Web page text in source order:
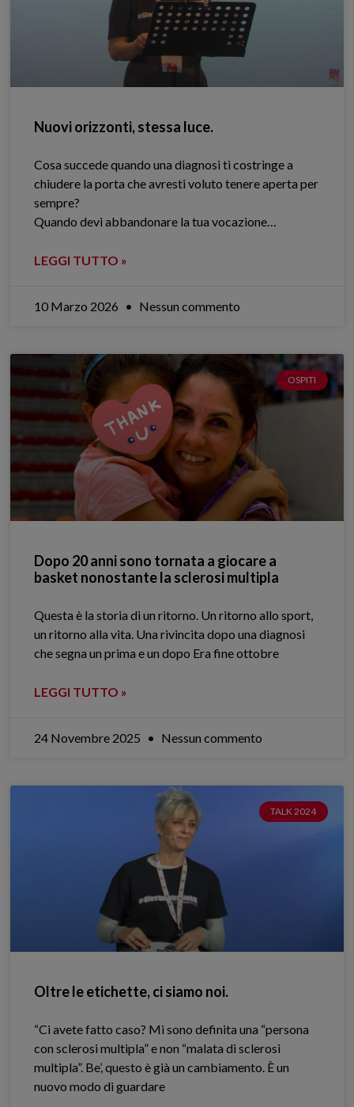
Nuovi orizzonti, stessa luce.
Cosa succede quando una diagnosi ti costringe a
chiudere la porta che avresti voluto tenere aperta per
sempre?
Quando devi abbandonare la tua vocazione…
LEGGI TUTTO »
10 Marzo 2026 Nessun commento
OSPITI
Dopo 20 anni sono tornata a giocare a
basket nonostante la sclerosi multipla
Questa è la storia di un ritorno. Un ritorno allo sport,
un ritorno alla vita. Una rivincita dopo una diagnosi
che segna un prima e un dopo Era fine ottobre
LEGGI TUTTO »
24 Novembre 2025 Nessun commento
TALK 2024
Oltre le etichette, ci siamo noi.
“Ci avete fatto caso? Mi sono definita una “persona
con sclerosi multipla” e non “malata di sclerosi
multipla”. Be’, questo è già un cambiamento. È un
nuovo modo di guardare